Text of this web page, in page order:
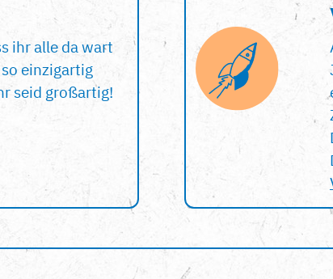
ihr alle da wart
einzigartig
seid großartig!